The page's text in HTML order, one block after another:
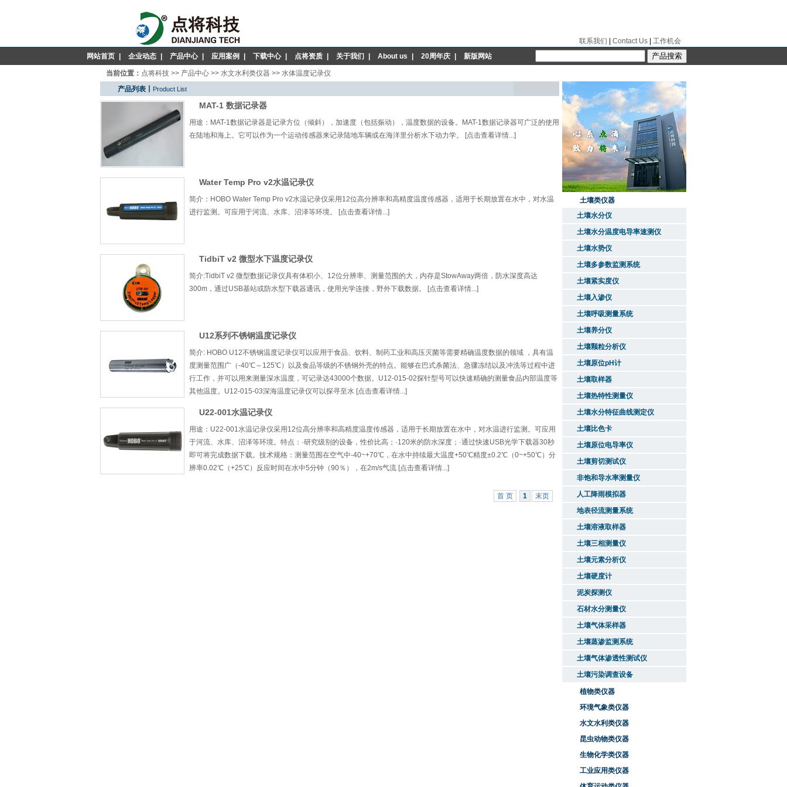
联系我们 Contact Us
工作机会
网站首页
企业动态 产品中心 应用案例 下载中心 点将资质 关于我们 About us 20周年庆 新版网站
当前位置： 点将科技 >> 产品中心 >> 水文水利类仪器 >> 水体温度记录仪
产品列表丨
Product List
MAT-1 数据记录器
用途：MAT-1数据记录器是记录方位（倾斜），加速度（包括振动），温度数据的设备。MAT-1数据记录器可广泛的使用
在陆地和海上。它可以作为一个运动传感器来记录陆地车辆或在海洋里分析水下动力学。 [点击查看详情...]
Water Temp Pro v2水温记录仪
简介：HOBO Water Temp Pro v2水温记录仪采用12位高分辨率和高精度温度传感器，适用于长期放置在水中，对水温
进行监测。可应用于河流、水库、沼泽等环境。 [点击查看详情...]
TidbiT v2 微型水下温度记录仪
简介:TidbiT v2 微型数据记录仪具有体积小、12位分辨率、测量范围的大，内存是StowAway两倍，防水深度高达
300m，通过USB基站或防水型下载器通讯，使用光学连接，野外下载数据。 [点击查看详情...]
U12系列不锈钢温度记录仪
简介: HOBO U12不锈钢温度记录仪可以应用于食品、饮料、制药工业和高压灭菌等需要精确温度数据的领域 ，具有温
度测量范围广（-40℃～125℃）以及食品等级的不锈钢外壳的特点。能够在巴式杀菌法、急骤冻结以及冲洗等过程中进
行工作，并可以用来测量深水温度，可记录达43000个数据。U12-015-02探针型号可以快速精确的测量食品内部温度等
其他温度。U12-015-03深海温度记录仪可以探寻至水 [点击查看详情...]
U22-001水温记录仪
用途：U22-001水温记录仪采用12位高分辨率和高精度温度传感器，适用于长期放置在水中，对水温进行监测。可应用
于河流、水库、沼泽等环境。特点：·研究级别的设备，性价比高；·120米的防水深度；·通过快速USB光学下载器30秒
即可将完成数据下载。技术规格：测量范围在空气中-40~+70℃，在水中持续最大温度+50℃精度±0.2℃（0~+50℃）分
辨率0.02℃（+25℃）反应时间在水中5分钟（90％），在2m/s气流 [点击查看详情...]
首 页 1 末页
土壤类仪器
土壤水分仪
土壤水分温度电导率速测仪
土壤水势仪
土壤多参数监测系统
土壤紧实度仪
土壤入渗仪
土壤呼吸测量系统
土壤养分仪
土壤颗粒分析仪
土壤原位pH计
土壤取样器
土壤热特性测量仪
土壤水分特征曲线测定仪
土壤比色卡
土壤原位电导率仪
土壤剪切测试仪
非饱和导水率测量仪
人工降雨模拟器
地表径流测量系统
土壤溶液取样器
土壤三相测量仪
土壤元素分析仪
土壤硬度计
泥炭探测仪
石材水分测量仪
土壤气体采样器
土壤蒸渗监测系统
土壤气体渗透性测试仪
土壤污染调查设备
植物类仪器
环境气象类仪器
水文水利类仪器
昆虫动物类仪器
生物化学类仪器
工业应用类仪器